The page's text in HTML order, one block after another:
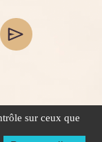
sur ceux que